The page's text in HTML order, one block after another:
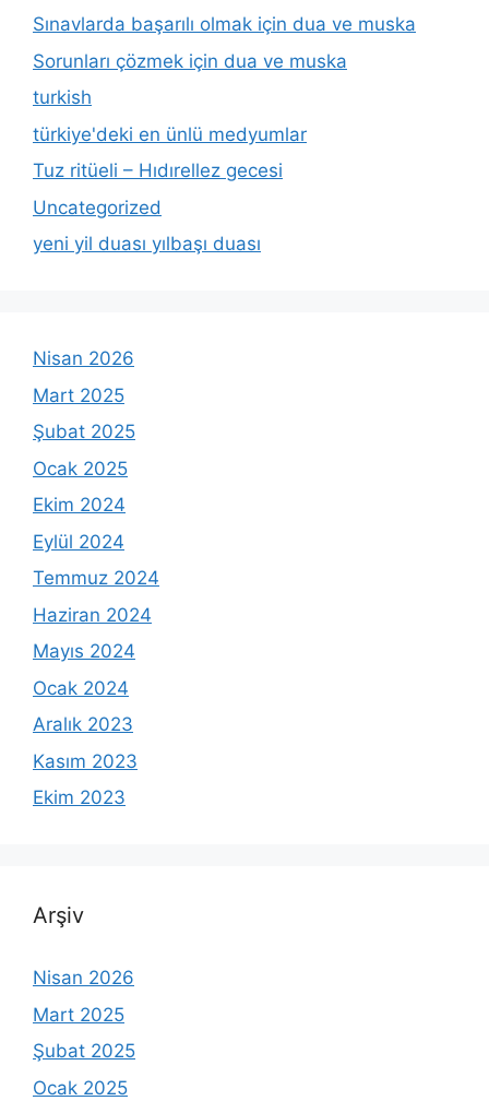
Sınavlarda başarılı olmak için dua ve muska
Sorunları çözmek için dua ve muska
turkish
türkiye'deki en ünlü medyumlar
Tuz ritüeli – Hıdırellez gecesi
Uncategorized
yeni yil duası yılbaşı duası
Nisan 2026
Mart 2025
Şubat 2025
Ocak 2025
Ekim 2024
Eylül 2024
Temmuz 2024
Haziran 2024
Mayıs 2024
Ocak 2024
Aralık 2023
Kasım 2023
Ekim 2023
Arşiv
Nisan 2026
Mart 2025
Şubat 2025
Ocak 2025